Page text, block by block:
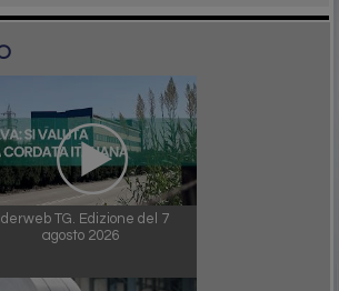
TG. Edizione del 7
agosto 2026